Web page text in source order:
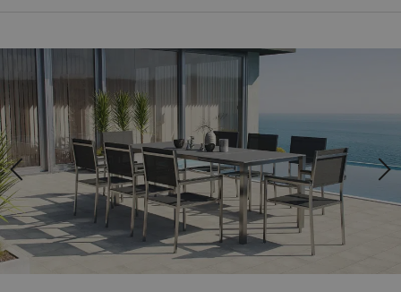
Przejdź
koniec
galerii
Przejdź
początek
galerii